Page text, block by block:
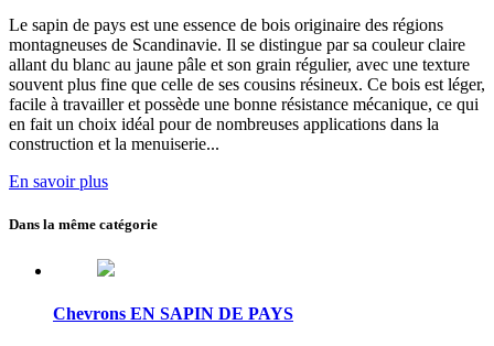
Le sapin de pays est une essence de bois originaire des régions
montagneuses de Scandinavie. Il se distingue par sa couleur claire
allant du blanc au jaune pâle et son grain régulier, avec une texture
souvent plus fine que celle de ses cousins résineux. Ce bois est léger,
facile à travailler et possède une bonne résistance mécanique, ce qui
en fait un choix idéal pour de nombreuses applications dans la
construction et la menuiserie...
En savoir plus
Dans la même catégorie
Chevrons EN SAPIN DE PAYS